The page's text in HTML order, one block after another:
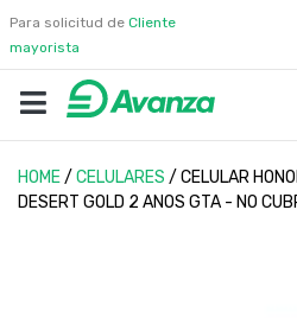
Para solicitud de Cliente
mayorista
HOME/ CELULARES / CELULAR
DESERT GOLD 2 ANOS GTA - NO